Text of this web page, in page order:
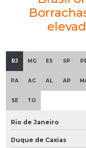
RJ MG ES SP
PA AC AL AP
SE TO
Rio de Janeiro
Duque de Caxias